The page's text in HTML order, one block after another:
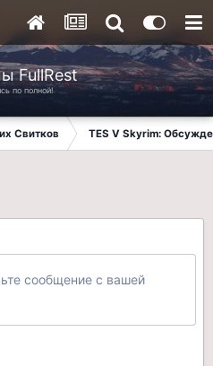
FullRest
по полной!
Свитков TES V Skyrim:
сообщение с вашей